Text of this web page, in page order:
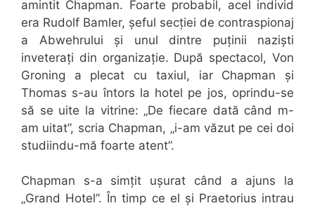
amintit Chapman. Foarte probabil, acel individ
era Rudolf Bamler, șeful secției de contraspionaj
a Abwehrului și unul dintre puținii naziști
inveterați din organizație. După spectacol, Von
Groning a plecat cu taxiul, iar Chapman și
Thomas s-au întors la hotel pe jos, oprindu-se
să se uite la vitrine: „De fiecare dată când m-
am uitat”, scria Chapman, „i-am văzut pe cei doi
studiindu-mă foarte atent”.
Chapman s-a simțit ușurat când a ajuns la
„Grand Hotel”. În timp ce el și Praetorius intrau